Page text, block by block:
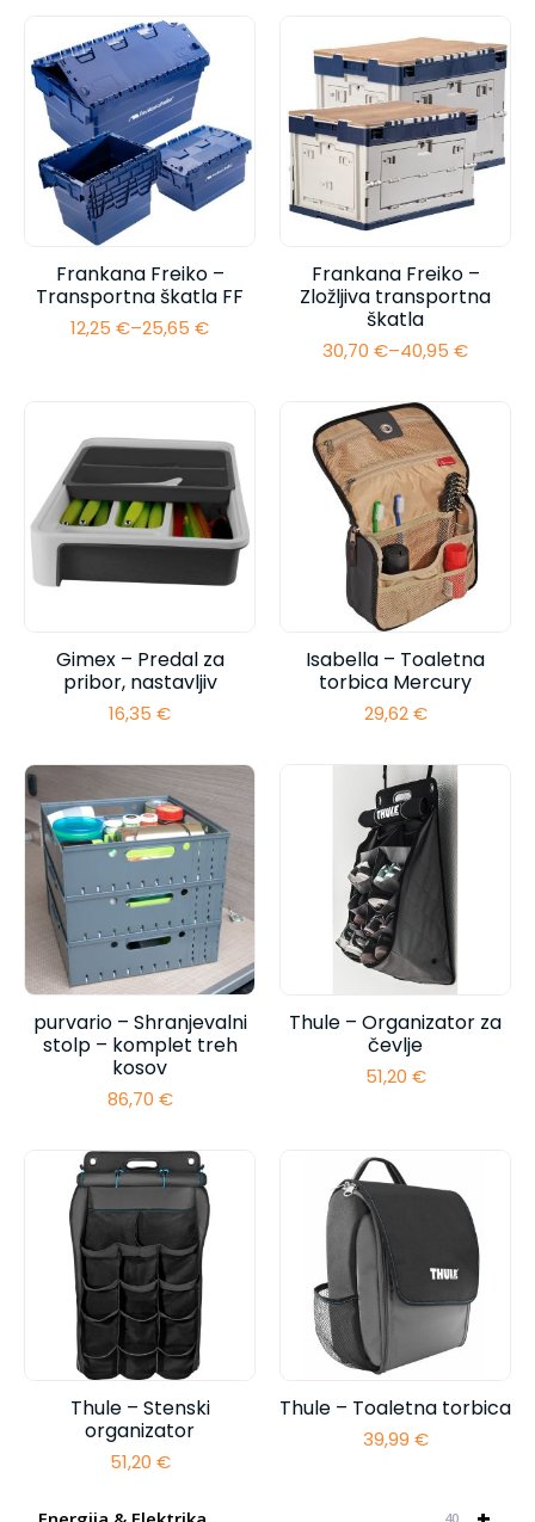
40
od
40,95 €
51,25 €
Frankana Freiko –
Transportna škatla FF
12,25 €–25,65 €
Cenovni
25,65 €
Frankana Freiko –
Zložljiva transportna
škatla
30,70 €–40,95 €
Cenovni
od
30,70 €
do
40,95 €
Gimex – Predal za
pribor, nastavljiv
16,35 €
Isabella – Toaletna
torbica Mercury
29,62€
purvario – Shranjevalni
stolp – komplet treh
kosov
86,70 €
Thule – Organizator za
čevlje
51,20 €
Thule – Stenski
organizator
51,20 €
Thule – Toaletna torbica
39,99 €